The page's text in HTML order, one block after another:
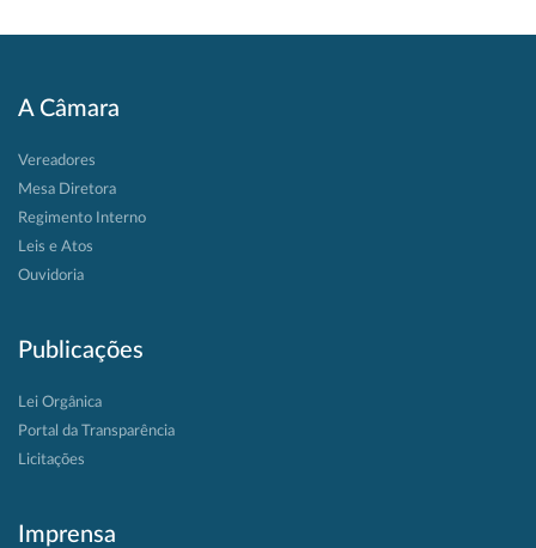
A Câmara
Vereadores
Mesa Diretora
Regimento Interno
Leis e Atos
Ouvidoria
Publicações
Lei Orgânica
Portal da Transparência
Licitações
Imprensa